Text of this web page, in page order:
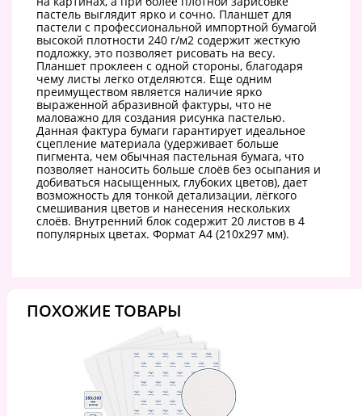
пастель выглядит ярко и сочно. Планшет для
пастели с профессиональной импортной бумагой
высокой плотности 240 г/м2 содержит жесткую
подложку, это позволяет рисовать на весу.
Планшет проклеен с одной стороны, благодаря
чему листы легко отделяются. Еще одним
преимуществом является наличие ярко
выраженной абразивной фактуры, что не
маловажно для создания рисунка пастелью.
Данная фактура бумаги гарантирует идеальное
сцепление материала (удерживает больше
пигмента, чем обычная пастельная бумага, что
позволяет наносить больше слоёв без осыпания и
добиваться насыщенных, глубоких цветов), дает
возможность для тонкой детализации, лёгкого
смешивания цветов и нанесения нескольких
слоёв. Внутренний блок содержит 20 листов в 4
популярных цветах. Формат А4 (210х297 мм).
ПОХОЖИЕ ТОВАРЫ